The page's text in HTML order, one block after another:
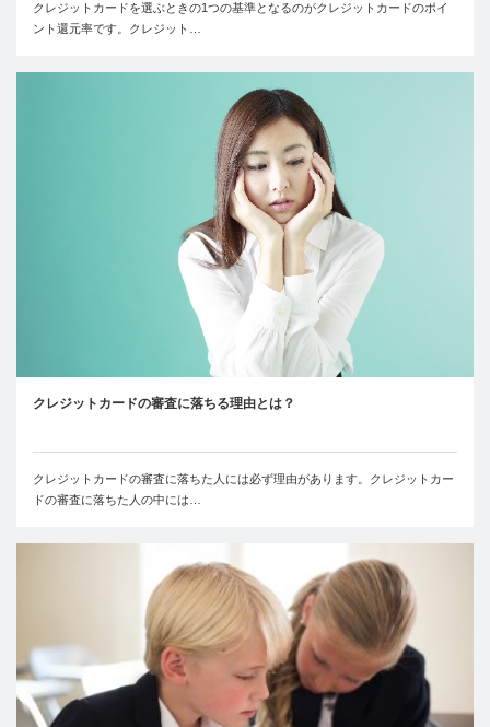
クレジットカードを選ぶときの1つの基準となるのがクレジットカードのポイ
ント還元率です。クレジット…
クレジットカードの審査に落ちる理由とは？
クレジットカードの審査に落ちた人には必ず理由があります。クレジットカー
ドの審査に落ちた人の中には…